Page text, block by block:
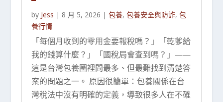
by Jess | 8 月 5, 2026 | 包養, 包養安全與防詐, 包
養行情
「每個月收到的零用金要報稅嗎？」「乾爹給
我的錢算什麼？」「國稅局會查到嗎？」——
這是台灣包養圈裡問最多、但最難找到清楚答
案的問題之一。 原因很簡單：包養關係在台
灣稅法中沒有明確的定義，導致很多人在不確